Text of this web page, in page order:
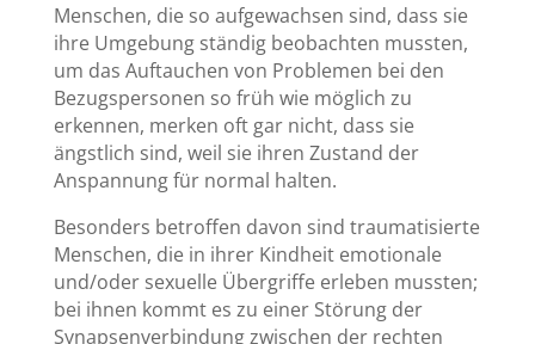
Menschen, die so aufgewachsen sind, dass sie
ihre Umgebung ständig beobachten mussten,
um das Auftauchen von Problemen bei den
Bezugspersonen so früh wie möglich zu
erkennen, merken oft gar nicht, dass sie
ängstlich sind, weil sie ihren Zustand der
Anspannung für normal halten.
Besonders betroffen davon sind traumatisierte
Menschen, die in ihrer Kindheit emotionale
und/oder sexuelle Übergriffe erleben mussten;
bei ihnen kommt es zu einer Störung der
Synapsenverbindung zwischen der rechten